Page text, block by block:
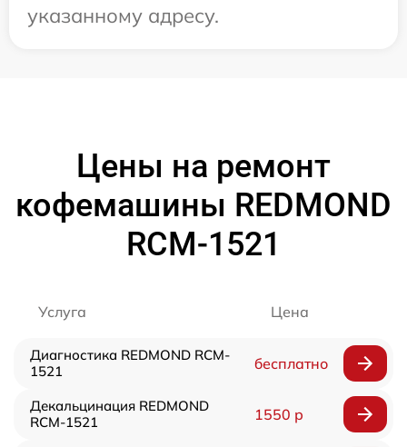
указанному адресу.
Цены на ремонт
кофемашины REDMOND
RCM-1521
Услуга Цена
Диагностика REDMOND RCM-
1521
бесплатно
Декальцинация REDMOND
RCM-1521
1550 р